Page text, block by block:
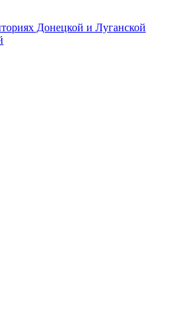
Донецкой и Луганской